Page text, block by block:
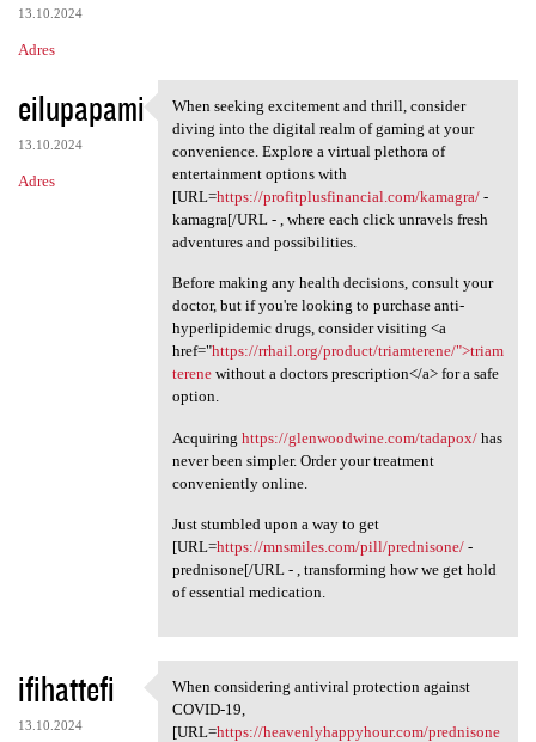
13.10.2024
Adres
eilupapami
13.10.2024
Adres
When seeking excitement and
When seeking excitement and thrill, consider
diving into the digital realm of gaming at your
convenience. Explore a virtual plethora of
entertainment options with
[URL=https://profitplusfinancial.com/kamagra/-
kamagra[/URL - , where each click unravels fresh
adventures and possibilities.
Before making any health decisions, consult your
doctor, but if you're looking to purchase anti-
hyperlipidemic drugs, consider visiting <a
href="https://rrhail.org/product/triamterene/">triam
terenewithout a doctors prescription</a> for a safe
option.
Acquiring https://glenwoodwine.com/tadapox/has
never been simpler. Order your treatment
conveniently online.
Just stumbled upon a way to get
[URL=https://mnsmiles.com/pill/prednisone/-
prednisone[/URL - , transforming how we get hold
of essential medication.
ifihattefi
13.10.2024
When considering antiviral
When considering antiviral protection against
COVID-19,
[URL=https://heavenlyhappyhour.com/prednisone